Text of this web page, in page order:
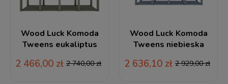
Wood Luck Komoda
Tweens eukaliptus
2 466,00 zł 2 740,00 zł
Wood Luck Komoda
Tweens niebieska
2 636,10 zł 2 929,00 zł